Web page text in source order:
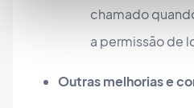
chamado
a permissão de
Outras melhorias e